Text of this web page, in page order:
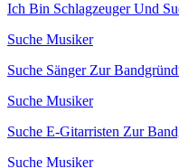
Ich Bin Schlagzeuger Und
Suche Musiker
Suche Sänger Zur
Suche Musiker
Suche E-Gitarristen Zur
Suche Musiker